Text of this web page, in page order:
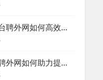
外教招聘平台聘外网如何高效招聘外教？
招聘外教，聘外网如何助力提升招聘效率？